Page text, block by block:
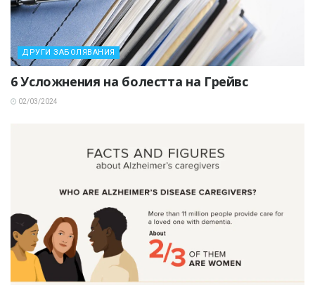
ДРУГИ ЗАБОЛЯВАНИЯ
6 Усложнения на болестта на Грейвс
02/03/2024